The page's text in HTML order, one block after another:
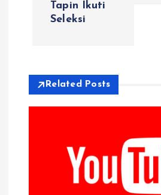
Tapin Ikuti
Seleksi
Related Posts